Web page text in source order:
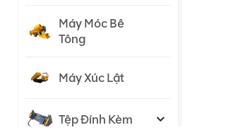
Máy Móc Bê
Tông
Máy Xúc Lật
Tệp Đính Kèm